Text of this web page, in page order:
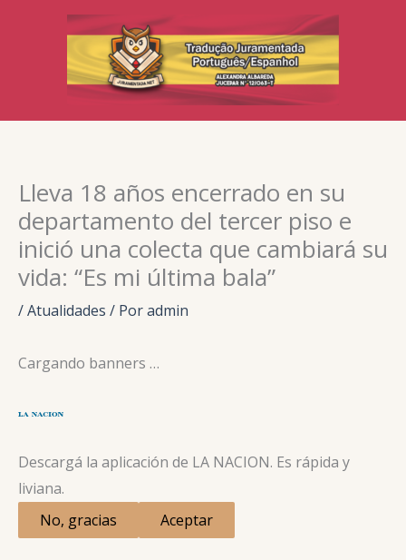
Lleva 18 años encerrado en su
departamento del tercer piso e
inició una colecta que cambiará su
vida: “Es mi última bala”
/Atualidades / Poradmin
Cargando banners …
Descargá la aplicación de LA NACION. Es rápida y
liviana.
No, gracias
Aceptar